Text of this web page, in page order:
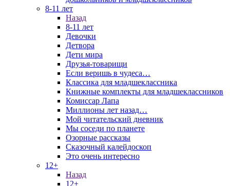
8-11 лет
Назад
8-11 лет
Девочки
Детвора
Дети мира
Друзья-товарищи
Если веришь в чудеса…
Классика для младшеклассника
Книжные комплекты для младшеклассников
Комиссар Лапа
Миллионы лет назад…
Мой читательский дневник
Мы соседи по планете
Озорные рассказы
Сказочный калейдоскоп
Это очень интересно
12+
Назад
12+